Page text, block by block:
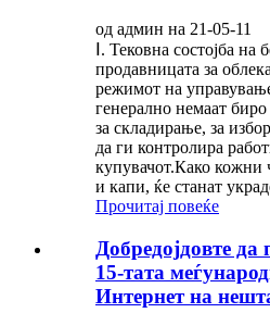
од админ на 21-05-11
Ⅰ. Тековна состојба на
продавницата за
режимот на
генерално немаат
за складирање, за
да ги контролира
купувачот.Како кожни
и капи, ќе станат
Прочитај повеќе
Добредојдовте да
15-тата
Интернет на